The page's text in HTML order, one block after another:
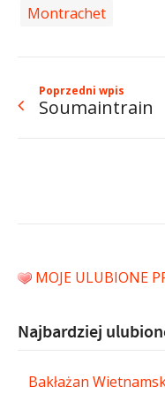
Montrachet
Poprzedni wpis
Soumaintrain
MOJE ULUBIONE
Najbardziej
Bakłażan